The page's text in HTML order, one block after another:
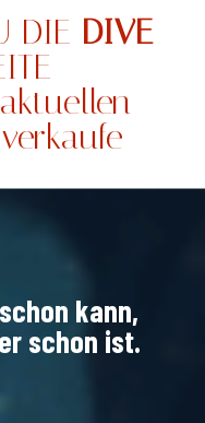
DIE DIVE-
kann,
schon ist.